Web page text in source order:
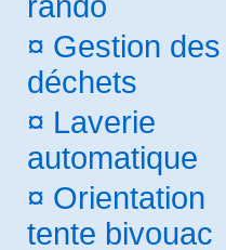
¤ Gestion des
déchets
¤ Laverie
automatique
¤ Orientation
tente bivouac